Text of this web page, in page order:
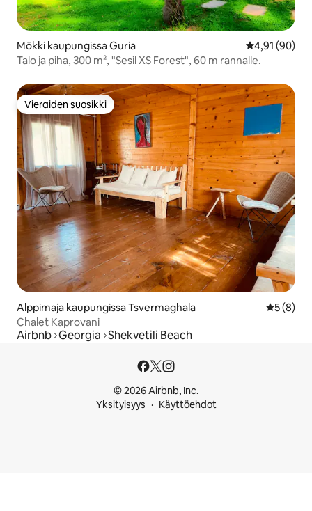
Mökki kaupungissa Guria
4,91 (90)
Talo ja piha, 300 m², "Sesil XS Forest", 60 m rannalle.
Vieraiden suosikki
Vieraiden suosikki
Alppimaja kaupungissa Tsvermaghala
5 (8)
Chalet Kaprovani
Airbnb Georgia Shekvetili Beach
© 2026 Airbnb, Inc.
Yksityisyys
Käyttöehdot